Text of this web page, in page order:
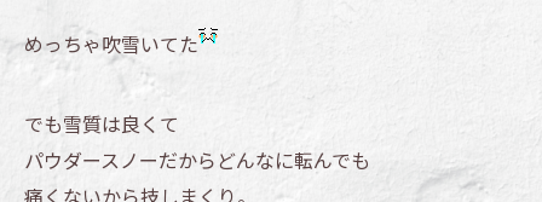
めっちゃ吹雪いてた
でも雪質は良くて
パウダースノーだからどんなに転んでも
痛くないから技しまくり。